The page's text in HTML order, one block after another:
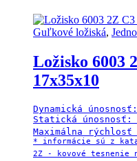
Guľkové ložiská,
Ložisko 6003
17x35x10
Dynamická
Statická únosnosť:
Maximálna rýchlosť
* informácie sú z
2Z - kovové tesnenie